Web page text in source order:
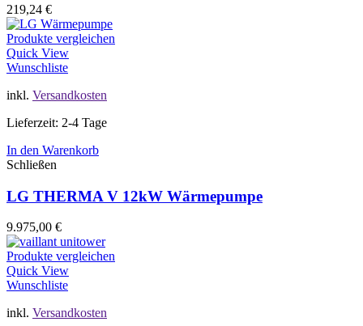
219,24 €
Produkte vergleichen
Quick View
Wunschliste
inkl. Versandkosten
Lieferzeit: 2-4 Tage
In den Warenkorb
Schließen
LG THERMA V 12kW Wärmepumpe
9.975,00 €
Produkte vergleichen
Quick View
Wunschliste
inkl. Versandkosten